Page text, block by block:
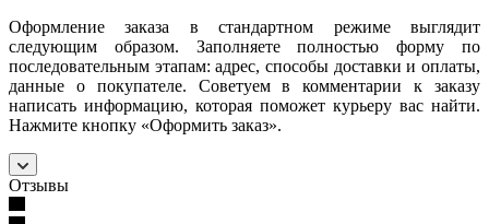
Оформление заказа в стандартном режиме выглядит
следующим образом. Заполняете полностью форму по
последовательным этапам: адрес, способы доставки и оплаты,
данные о покупателе. Советуем в комментарии к заказу
написать информацию, которая поможет курьеру вас найти.
Нажмите кнопку «Оформить заказ».
Отзывы